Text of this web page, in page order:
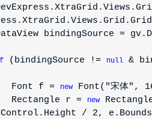
bindingSource =
(bindingSource != null
&
f =
new
Font("宋体",
r =
new
/ 2,